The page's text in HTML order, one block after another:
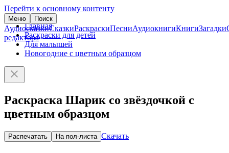
Перейти к основному контенту
Меню Поиск
АудиосказкиСказкиРаскраскиПесниАудиокнигиКнигиЗагадки
редактора
Главная
Раскраски для детей
Для малышей
Новогодние с цветным образцом
Раскраска Шарик со звёздочкой с
цветным образцом
Распечатать На пол-листа Скачать